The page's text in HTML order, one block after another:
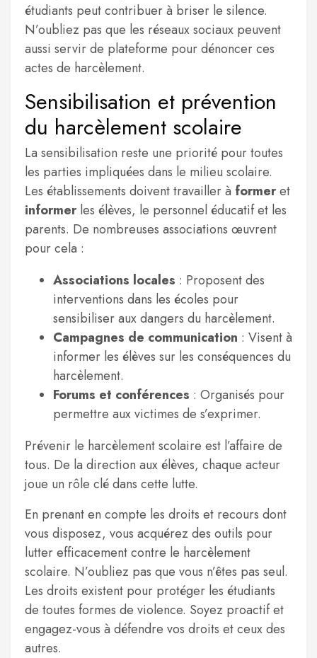
étudiants peut contribuer à briser le silence.
N’oubliez pas que les réseaux sociaux peuvent
aussi servir de plateforme pour dénoncer ces
actes de harcèlement.
Sensibilisation et prévention
du harcèlement scolaire
La sensibilisation reste une priorité pour toutes
les parties impliquées dans le milieu scolaire.
Les établissements doivent travailler à formeret
informerles élèves, le personnel éducatif et les
parents. De nombreuses associations œuvrent
pour cela :
Associations locales : Proposent des
interventions dans les écoles pour
sensibiliser aux dangers du harcèlement.
Campagnes de communication : Visent à
informer les élèves sur les conséquences du
harcèlement.
Forums et conférences : Organisés pour
permettre aux victimes de s’exprimer.
Prévenir le harcèlement scolaire est l’affaire de
tous. De la direction aux élèves, chaque acteur
joue un rôle clé dans cette lutte.
En prenant en compte les droits et recours dont
vous disposez, vous acquérez des outils pour
lutter efficacement contre le harcèlement
scolaire. N’oubliez pas que vous n’êtes pas seul.
Les droits existent pour protéger les étudiants
de toutes formes de violence. Soyez proactif et
engagez-vous à défendre vos droits et ceux des
autres.